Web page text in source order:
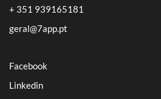
+ 351 939165181
geral@7app.pt
Facebook
Linkedin